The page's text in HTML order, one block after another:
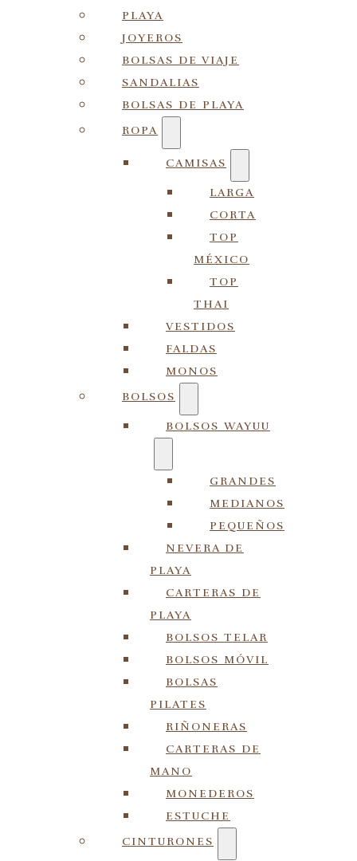
PLAYA
JOYEROS
BOLSAS DE VIAJE
SANDALIAS
BOLSAS DE PLAYA
ROPA
CAMISAS
LARGA
CORTA
TOP
MÉXICO
TOP
THAI
VESTIDOS
FALDAS
MONOS
BOLSOS
BOLSOS WAYUU
GRANDES
MEDIANOS
PEQUEÑOS
NEVERA DE
PLAYA
CARTERAS DE
PLAYA
BOLSOS TELAR
BOLSOS MÓVIL
BOLSAS
PILATES
RIÑONERAS
CARTERAS DE
MANO
MONEDEROS
ESTUCHE
CINTURONES